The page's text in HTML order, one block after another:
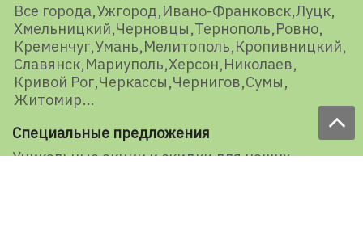
Все города Ужгород Ивано-Франковск Луцк
Хмельницкий Черновцы Тернополь Ровно
Кременчуг Умань Мелитополь Кропивницкий
Славянск Мариуполь Херсон Николаев
Кривой Рог Черкассы Чернигов Сумы
Житомир
Специальные предложения
Уникальные акции и скидки для наших